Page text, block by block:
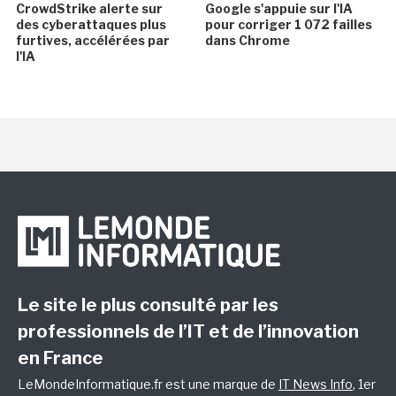
CrowdStrike alerte sur
des cyberattaques plus
furtives, accélérées par
l'IA
Google s'appuie sur l'IA
pour corriger 1 072 failles
dans Chrome
Le site le plus consulté par les
professionnels de l’IT et de l’innovation
en France
LeMondeInformatique.fr est une marque de IT News Info, 1er